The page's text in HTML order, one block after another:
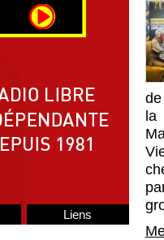
Liens